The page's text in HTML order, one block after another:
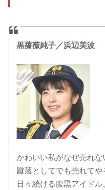
黒薔薇純子／浜辺美波
かわいい私がなぜ売れ
蹴落としてでも売れて
日々続ける腹黒アイド